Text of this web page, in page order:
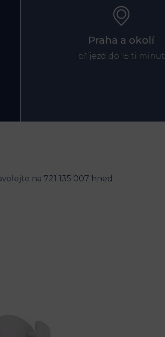
Praha a okolí
příjezd do 15 ti minut
na 721 135 007 hned